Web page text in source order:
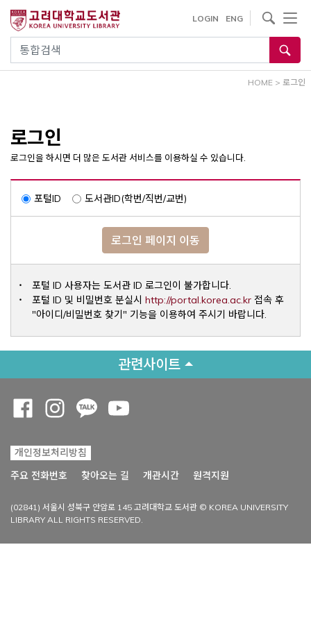
건
통합검색
LOGIN ENG
사이트내 검색
HOME > 로그인
로그인
로그인을 하시면 더 많은 도서관 서비스를 이용하실 수 있습니다.
포털ID 도서관ID(학번/직번/교번)
로그인 페이지 이동
포털 ID 사용자는 도서관 ID 로그인이 불가합니다.
포털 ID 및 비밀번호 분실시 http://portal.korea.ac.krOpens a
접속 후
"아이디/비밀번호 찾기" 기능을 이용하여 주시기 바랍니다.
관련사이트
개인정보처리방침
주요 전화번호
찾아오는 길 개관시간 원격지원
(02841) 서울시 성북구 안암로 145 고려대학교 도서관 © KOREA UNIVERSITY
LIBRARY ALL RIGHTS RESERVED.
Opens a new window
Opens a new window
Opens a new window